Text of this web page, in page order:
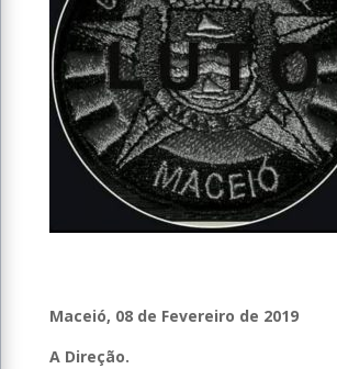
Maceió, 08 de Fevereiro de 2019
A Direção.